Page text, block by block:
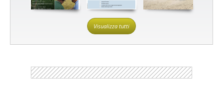
Visualizza tutti